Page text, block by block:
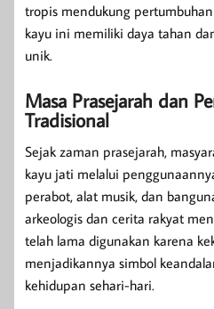
tropis mendukung
kayu ini memiliki daya tahan
unik.
Masa Prasejarah dan
Tradisional
Sejak zaman prasejarah,
kayu jati melalui
perabot, alat musik, dan
arkeologis dan cerita rakyat
telah lama digunakan karena
menjadikannya simbol
kehidupan sehari-hari.